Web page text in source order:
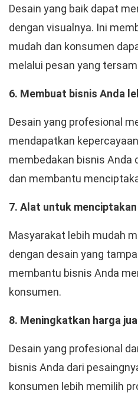
Desain yang baik dapat
dengan visualnya. Ini
mudah dan konsumen
melalui pesan yang
6. Membuat bisnis Anda
Desain yang profesional
mendapatkan
membedakan bisnis Anda
dan membantu
7. Alat untuk
Masyarakat lebih mudah
dengan desain yang
membantu bisnis Anda
konsumen.
8. Meningkatkan harga
Desain yang profesional
bisnis Anda dari
konsumen lebih memilih